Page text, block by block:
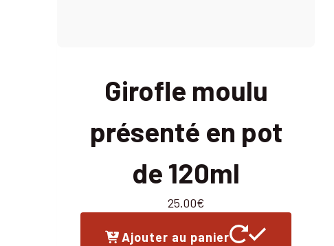
Girofle moulu
présenté en pot
de 120ml
25.00€
Ajouter au panier